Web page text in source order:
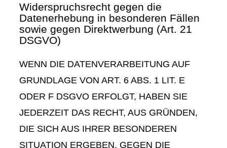
Widerspruchsrecht gegen die
Datenerhebung in besonderen Fällen
sowie gegen Direktwerbung (Art. 21
DSGVO)
WENN DIE DATENVERARBEITUNG AUF
GRUNDLAGE VON ART. 6 ABS. 1 LIT. E
ODER F DSGVO ERFOLGT, HABEN SIE
JEDERZEIT DAS RECHT, AUS GRÜNDEN,
DIE SICH AUS IHRER BESONDEREN
SITUATION ERGEBEN, GEGEN DIE